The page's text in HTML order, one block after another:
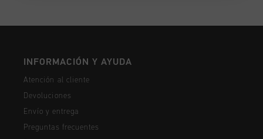
INFORMACIÓN Y AYUDA
Atención al cliente
Devoluciones
Envío y entrega
Preguntas frecuentes